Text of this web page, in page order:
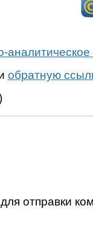
обратную
для отправки